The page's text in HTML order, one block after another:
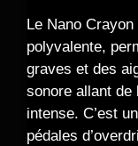
Le Nano
polyvalente,
graves et des
sonore allant de
intense. C’est
pédales